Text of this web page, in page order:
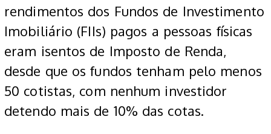
rendimentos dos Fundos de Investimento
Imobiliário (FIIs) pagos a pessoas físicas
eram isentos de Imposto de Renda,
desde que os fundos tenham pelo menos
50 cotistas, com nenhum investidor
detendo mais de 10% das cotas.